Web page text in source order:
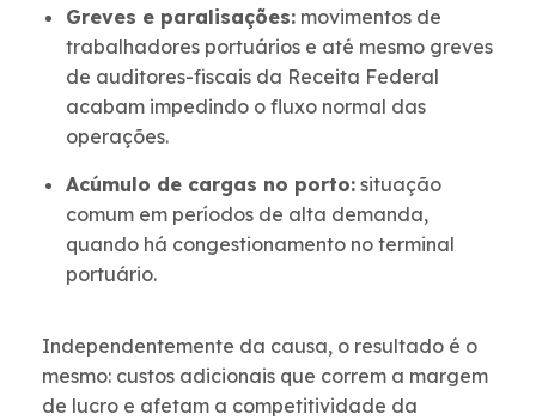
Greves e paralisações: movimentos de
trabalhadores portuários e até mesmo greves
de auditores-fiscais da Receita Federal
acabam impedindo o fluxo normal das
operações.
Acúmulo de cargas no porto: situação
comum em períodos de alta demanda,
quando há congestionamento no terminal
portuário.
Independentemente da causa, o resultado é o
mesmo: custos adicionais que correm a margem
de lucro e afetam a competitividade da